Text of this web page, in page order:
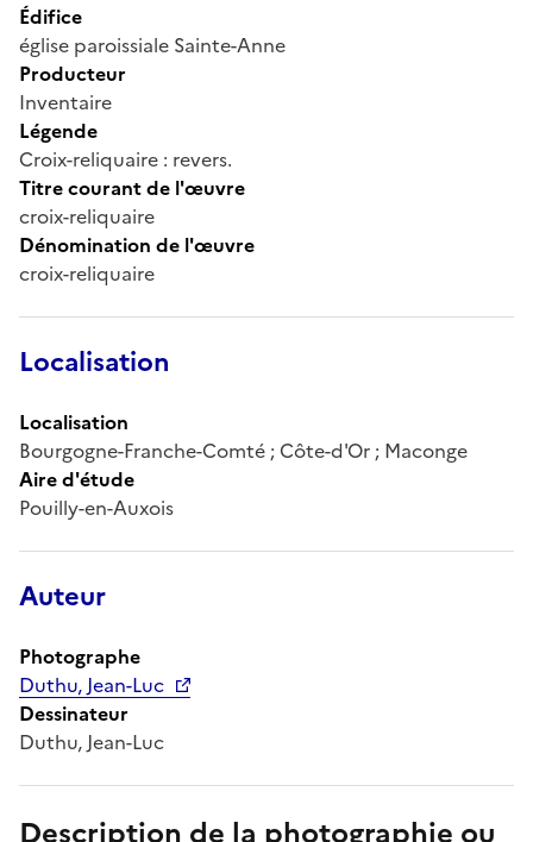
Édifice
église paroissiale Sainte-Anne
Producteur
Inventaire
Légende
Croix-reliquaire : revers.
Titre courant de l'œuvre
croix-reliquaire
Dénomination de l'œuvre
croix-reliquaire
Localisation
Localisation
Bourgogne-Franche-Comté ; Côte-d'Or ; Maconge
Aire d'étude
Pouilly-en-Auxois
Auteur
Photographe
Duthu, Jean-Luc
Dessinateur
Duthu, Jean-Luc
Description de la photographie ou